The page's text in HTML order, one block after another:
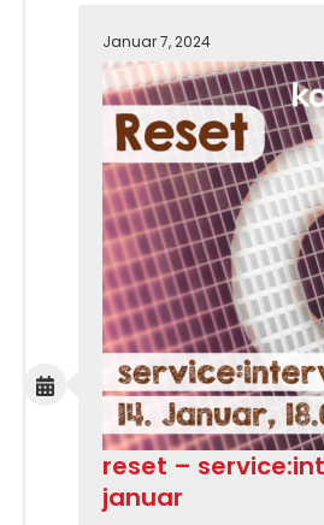
Januar 7, 2024
reset –
januar